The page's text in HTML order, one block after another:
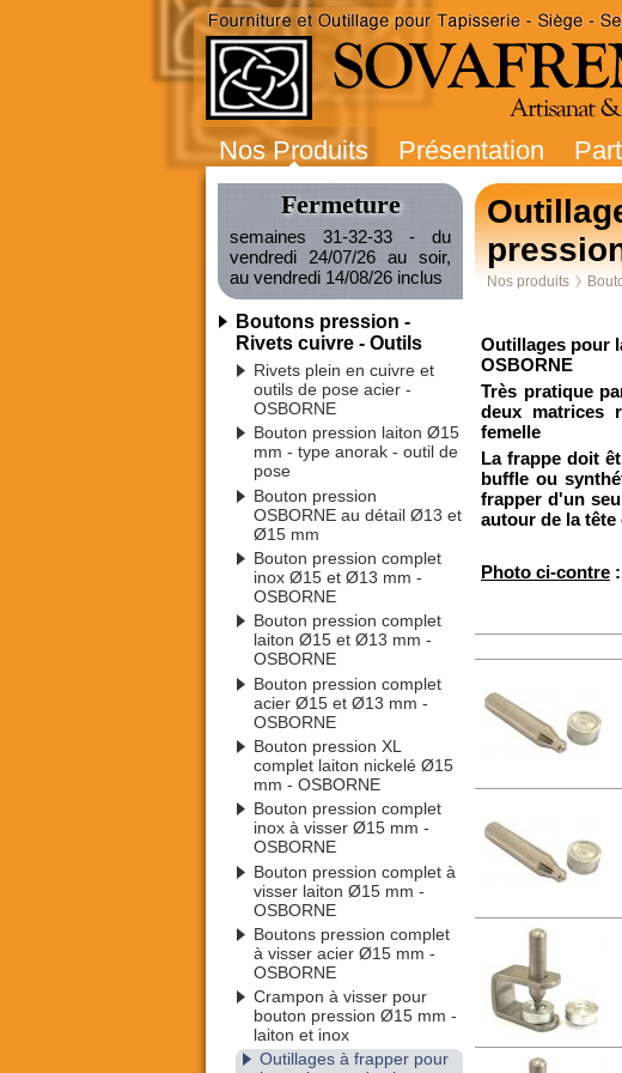
Nos Produits Présentation
Fermeture
semaines 31-32-33 - du
vendredi 24/07/26 au soir,
au vendredi 14/08/26 inclus
Boutons pression -
Rivets cuivre - Outils
Rivets plein en cuivre et
outils de pose acier -
OSBORNE
Bouton pression laiton Ø15
mm - type anorak - outil de
pose
Bouton pression
OSBORNE au détail Ø13 et
Ø15 mm
Bouton pression complet
inox Ø15 et Ø13 mm -
OSBORNE
Bouton pression complet
laiton Ø15 et Ø13 mm -
OSBORNE
Bouton pression complet
acier Ø15 et Ø13 mm -
OSBORNE
Bouton pression XL
complet laiton nickelé Ø15
mm - OSBORNE
Bouton pression complet
inox à visser Ø15 mm -
OSBORNE
Bouton pression complet à
visser laiton Ø15 mm -
OSBORNE
Boutons pression complet
à visser acier Ø15 mm -
OSBORNE
Crampon à visser pour
bouton pression Ø15 mm -
laiton et inox
Outillages à frapper pour
Nos produits
Outillages pour
OSBORNE
Très pratique
deux matrices
femelle
La frappe doit
buffle ou
frapper d'un
autour de la
Photo ci-contre